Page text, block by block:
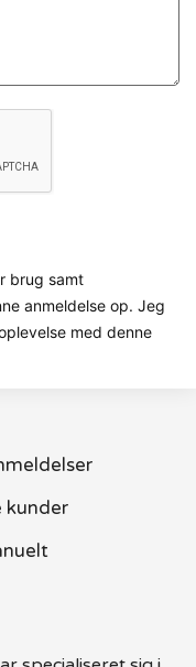
brug samt
anmeldelse op. Jeg
med denne
kunder